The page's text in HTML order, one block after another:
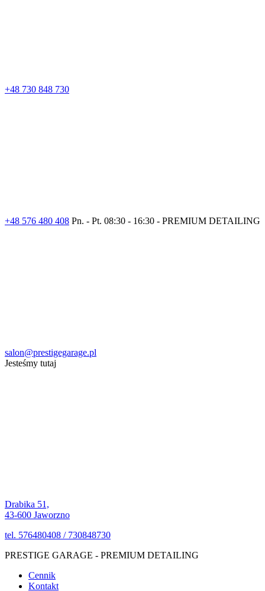
+48 730 848 730
+48 576 480 408 Pn. - Pt. 08:30 - 16:30 - PREMIUM DETAILING
salon@prestigegarage.pl
Jesteśmy tutaj
Drabika 51,
43-600 Jaworzno
tel. 576480408 / 730848730
PRESTIGE GARAGE - PREMIUM DETAILING
Cennik
Kontakt